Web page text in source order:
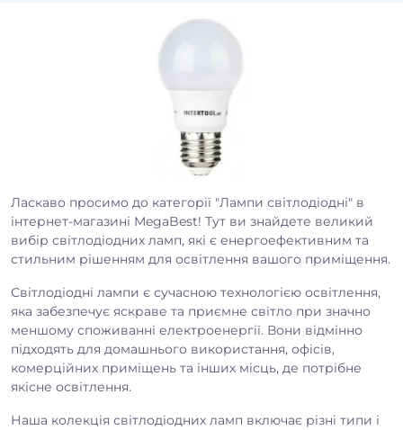
Ласкаво просимо до категорії "Лампи світлодіодні" в
інтернет-магазині MegaBest! Тут ви знайдете великий
вибір світлодіодних ламп, які є енергоефективним та
стильним рішенням для освітлення вашого приміщення.
Світлодіодні лампи є сучасною технологією освітлення,
яка забезпечує яскраве та приємне світло при значно
меншому споживанні електроенергії. Вони відмінно
підходять для домашнього використання, офісів,
комерційних приміщень та інших місць, де потрібне
якісне освітлення.
Наша колекція світлодіодних ламп включає різні типи і